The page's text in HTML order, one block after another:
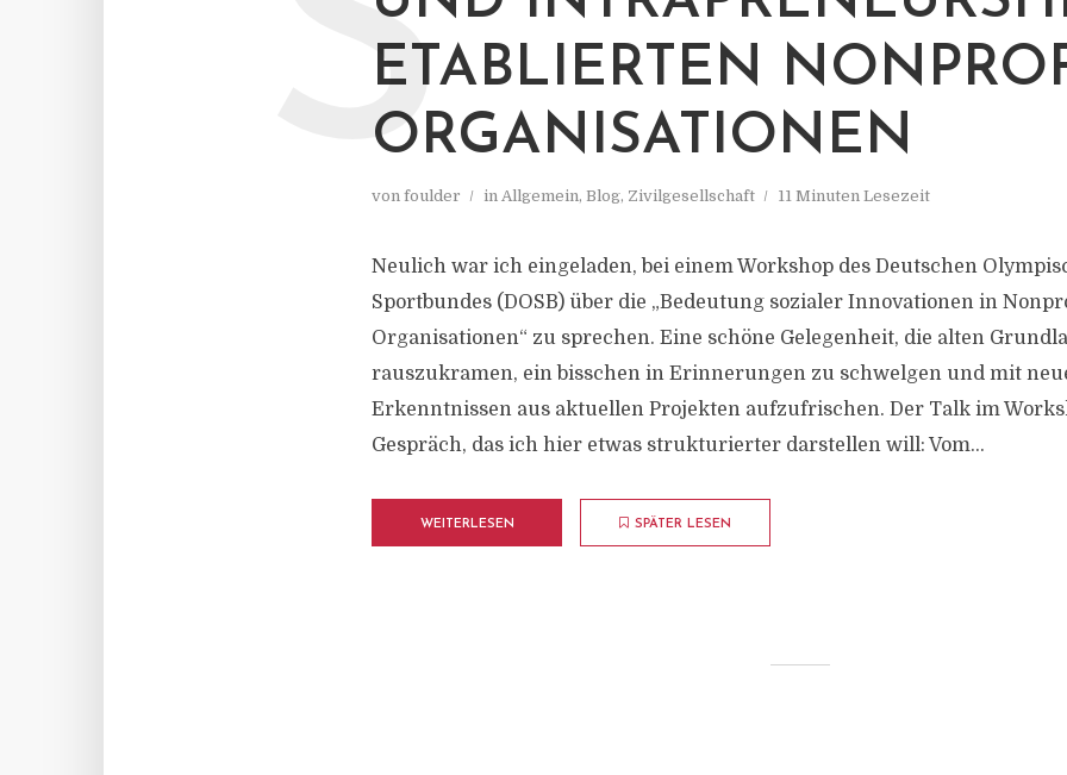
ETABLIERTEN
ORGANISATIONEN
von foulder in Allgemein, Blog, Zivilgesellschaft 11 Minuten Lesezeit
Neulich war ich eingeladen, bei einem Workshop des Deutschen
Sportbundes (DOSB) über die „Bedeutung sozialer Innovationen in
Organisationen“ zu sprechen. Eine schöne Gelegenheit, die alten
rauszukramen, ein bisschen in Erinnerungen zu schwelgen und mit
Erkenntnissen aus aktuellen Projekten aufzufrischen. Der Talk im
Gespräch, das ich hier etwas strukturierter darstellen will: Vom...
WEITERLESEN SPÄTER LESEN